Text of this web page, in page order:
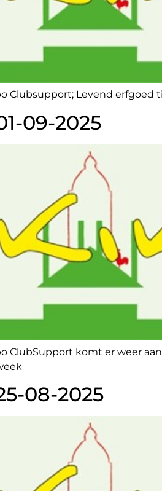
Clubsupport; Levend
09-2025
ClubSupport komt er weer
08-2025